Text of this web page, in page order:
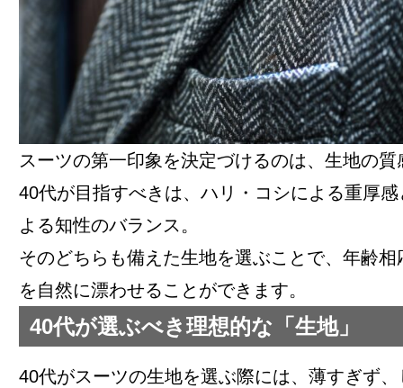
スーツの第一印象を決定づけるのは、生地の質
40代が目指すべきは、ハリ・コシによる重厚
よる知性のバランス。
そのどちらも備えた生地を選ぶことで、年齢
を自然に漂わせることができます。
40代が選ぶべき理想的な「生地」
40代がスーツの生地を選ぶ際には、薄すぎず